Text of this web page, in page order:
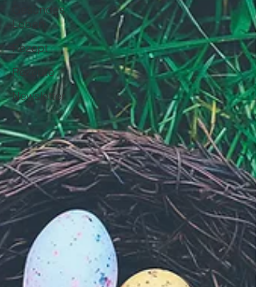
Gesundes
Leben
Rezept
Rezepte
Newsletter